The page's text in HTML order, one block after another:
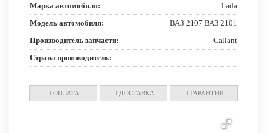
Марка автомобиля:
Lada
Модель автомобиля:
ВАЗ 2107 ВАЗ 2101
Производитель запчасти:
Gallant
Страна производитель:
-
ОПЛАТА ДОСТАВКА ГАРАНТИИ